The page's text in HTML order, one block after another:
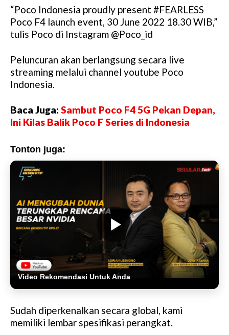
M
u
“Poco Indonesia proudly present #FEARLESS
Poco F4 launch event, 30 June 2022 18.30 WIB,”
tulis Poco di Instagram @Poco_id
Peluncuran akan berlangsung secara live
streaming melalui channel youtube Poco
Indonesia.
Baca Juga: Sambut Poco F4 5G Pekan Depan,
Ini Kilas Balik Poco F Series di Indonesia
Tonton juga:
Video Rekomendasi Untuk Anda
Sudah diperkenalkan secara global, kami
memiliki lembar spesifikasi perangkat.